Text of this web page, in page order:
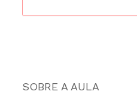
SOBRE A AULA